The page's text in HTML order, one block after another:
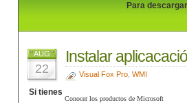
Para
AUG
22
Instalar
Visual Fox Pro, WMI
Conocer los productos de Microsoft
Si tienes